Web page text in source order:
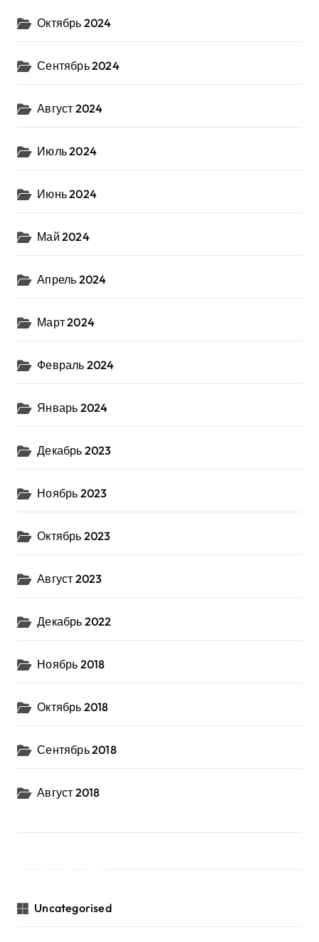
Октябрь 2024
Сентябрь 2024
Август 2024
Июль 2024
Июнь 2024
Май 2024
Апрель 2024
Март 2024
Февраль 2024
Январь 2024
Декабрь 2023
Ноябрь 2023
Октябрь 2023
Август 2023
Декабрь 2022
Ноябрь 2018
Октябрь 2018
Сентябрь 2018
Август 2018
Uncategorised